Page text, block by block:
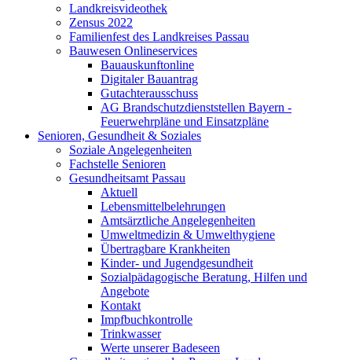
Landkreisvideothek
Zensus 2022
Familienfest des Landkreises Passau
Bauwesen Onlineservices
Bauauskunftonline
Digitaler Bauantrag
Gutachterausschuss
AG Brandschutzdienststellen Bayern -
Feuerwehrpläne und Einsatzpläne
Senioren, Gesundheit & Soziales
Soziale Angelegenheiten
Fachstelle Senioren
Gesundheitsamt Passau
Aktuell
Lebensmittelbelehrungen
Amtsärztliche Angelegenheiten
Umweltmedizin & Umwelthygiene
Übertragbare Krankheiten
Kinder- und Jugendgesundheit
Sozialpädagogische Beratung, Hilfen und
Angebote
Kontakt
Impfbuchkontrolle
Trinkwasser
Werte unserer Badeseen